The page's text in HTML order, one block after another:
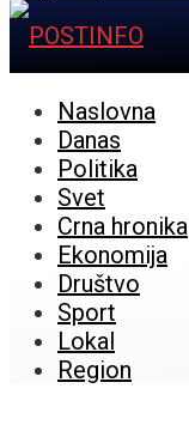
Naslovna
Danas
Politika
Svet
Crna hronika
Ekonomija
Društvo
Sport
Lokal
Region